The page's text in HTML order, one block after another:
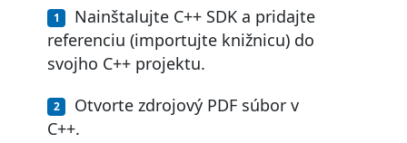
Nainštalujte C++ SDK a pridajte
referenciu (importujte knižnicu) do
svojho C++ projektu.
Otvorte zdrojový PDF súbor v
C++.